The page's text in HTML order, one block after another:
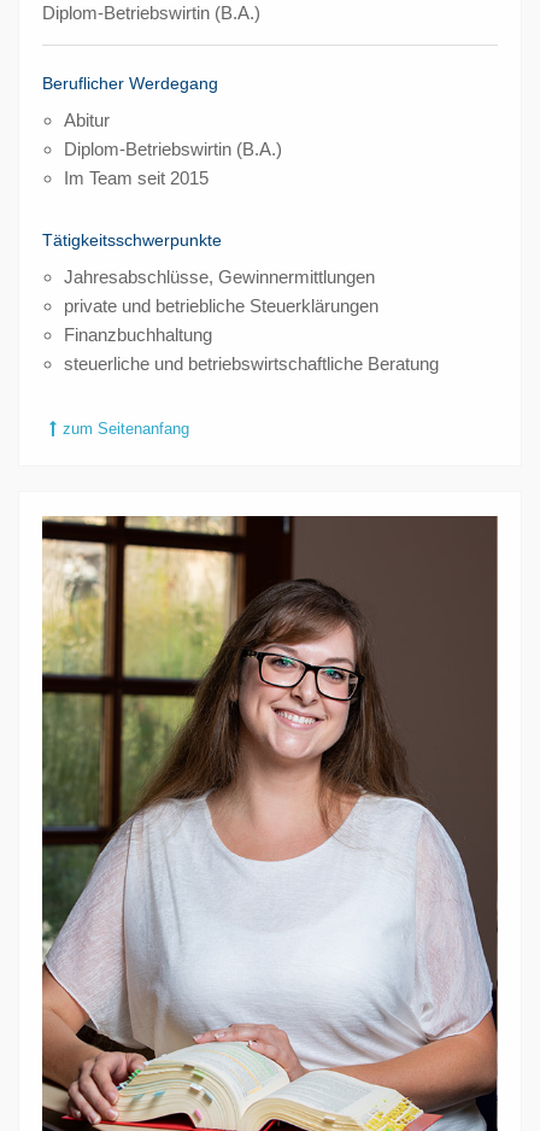
Diplom-Betriebswirtin (B.A.)
Beruflicher Werdegang
Abitur
Diplom-Betriebswirtin (B.A.)
Im Team seit 2015
Tätigkeitsschwerpunkte
Jahresabschlüsse, Gewinnermittlungen
private und betriebliche Steuerklärungen
Finanzbuchhaltung
steuerliche und betriebswirtschaftliche Beratung
zum Seitenanfang